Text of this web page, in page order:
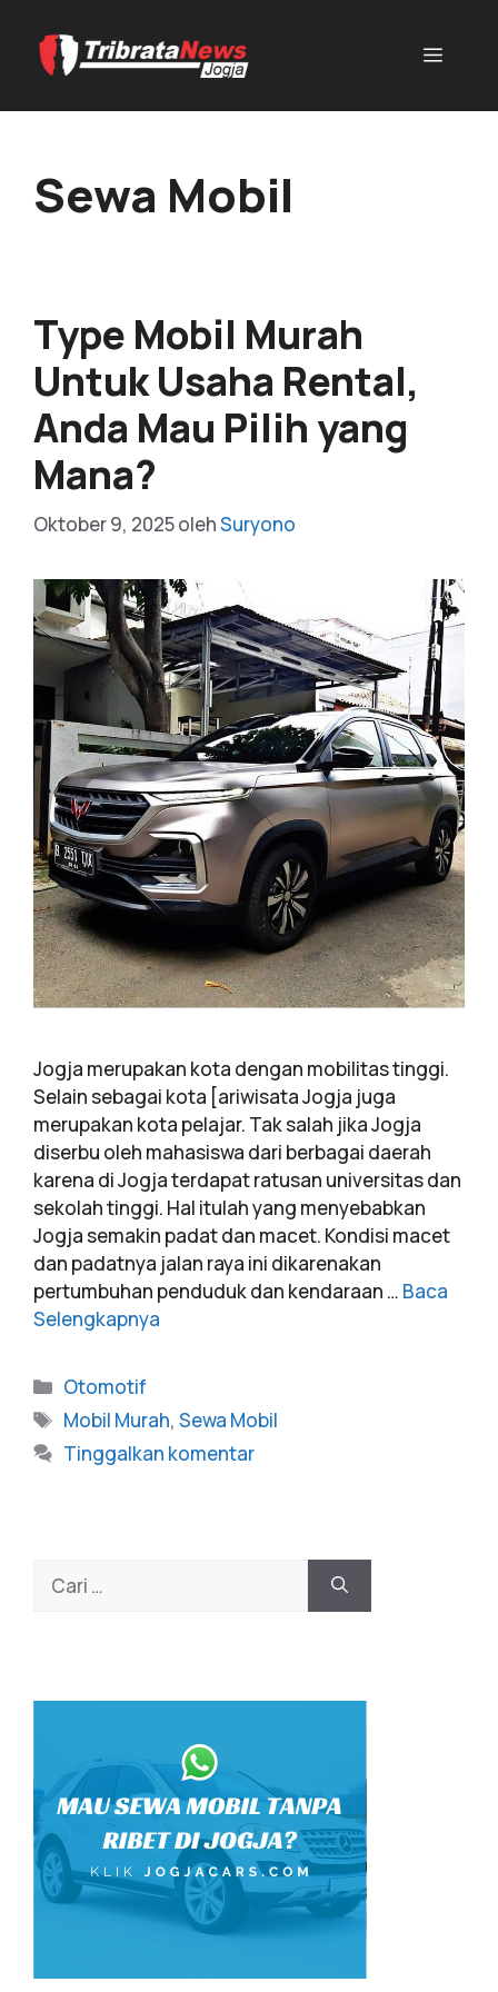
Sewa Mobil
Type Mobil Murah
Untuk Usaha Rental,
Anda Mau Pilih yang
Mana?
Oktober 9, 2025olehSuryono
Jogja merupakan kota dengan mobilitas tinggi.
Selain sebagai kota [ariwisata Jogja juga
merupakan kota pelajar. Tak salah jika Jogja
diserbu oleh mahasiswa dari berbagai daerah
karena di Jogja terdapat ratusan universitas dan
sekolah tinggi. Hal itulah yang menyebabkan
Jogja semakin padat dan macet. Kondisi macet
dan padatnya jalan raya ini dikarenakan
pertumbuhan penduduk dan kendaraan … Baca
Selengkapnya
Otomotif
Mobil Murah,Sewa Mobil
Tinggalkan komentar